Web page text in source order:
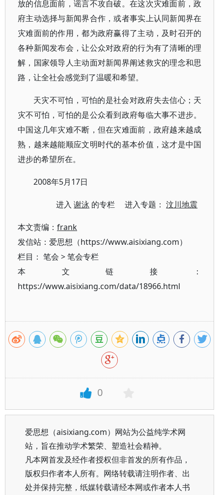
放的信息面前，谣言不攻自破。在这次灾难面前，政
府主动选择与新闻界合作，或者事实上认同新闻界在
灾难面前的作用，都为政府赢得了主动，及时召开的
各种新闻发布会，让公众对政府的行为有了清晰的理
解，国家领导人主动面对新闻界阐述救灾的理念和思
路，让全社会感觉到了温暖和希望。
天灾不可怕，可怕的是社会对政府失去信心；天
灾不可怕，可怕的是公众看到政府每临大事不进步。
中国这几年灾难不断，但在灾难面前，政府越来越成
熟，越来越能顺应文明时代的基本价值，这才是中国
进步的希望所在。
2008年5月17日
进入谢泳 的专栏 进入专题：汶川地震
本文责编： frank
发信站：爱思想（https://www.aisixiang.com）
栏目： 笔会 >笔会专栏
本文链接：
https://www.aisixiang.com/data/18966.html
0
爱思想（aisixiang.com）网站为公益纯学术网
站，旨在推动学术繁荣、塑造社会精神。
凡本网首发及经作者授权但非首发的所有作品，
版权归作者本人所有。网络转载请注明作者、出
处并保持完整，纸媒转载请经本网或作者本人书